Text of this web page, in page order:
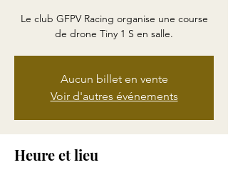
Le club GFPV Racing organise une course
de drone Tiny 1 S en salle.
Aucun billet en vente
Voir d'autres événements
Heure et lieu